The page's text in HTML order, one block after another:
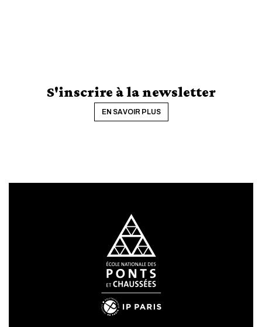
S'inscrire à la newsletter
EN SAVOIR PLUS